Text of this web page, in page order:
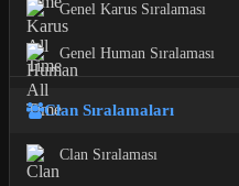
Genel Karus Sıralaması
Genel Human Sıralaması
Clan Sıralamaları
Clan Sıralaması